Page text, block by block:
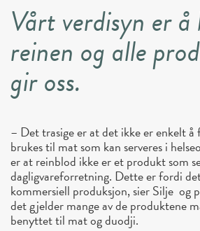
Vårt verdisyn er å
reinen og alle
gir oss.
– Det trasige er at det ikke er enkelt å
brukes til mat som kan serveres i
er at reinblod ikke er et produkt som
dagligvareforretning. Dette er fordi
kommersiell produksjon, sier Silje og
det gjelder mange av de produktene
benyttet til mat og duodji.